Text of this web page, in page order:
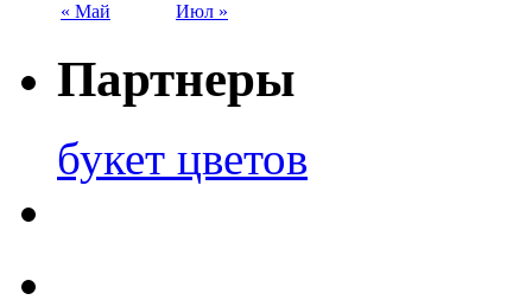
« Май Июл »
Партнеры
букет цветов